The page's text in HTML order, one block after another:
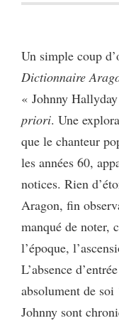
Un simple coup
Dictionnaire
« Johnny
priori. Une
que le chanteur
les années 60,
notices. Rien
Aragon, fin
manqué de noter,
l’époque,
L’absence
absolument de
Johnny sont